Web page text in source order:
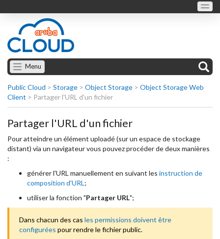
Menu
Public Cloud > Storage > Object Storage > Object Storage Web
Client > Partager l'URL d'un fichier
Partager l'URL d'un fichier
Pour atteindre un élément uploadé (sur un espace de stockage
distant) via un navigateur vous pouvez procéder de deux manières
:
générer l'URL manuellement en suivant les instruction de
composition d'URL;
utiliser la fonction "Partager URL";
Dans chacun des cas les permissions doivent être
configurées pour rendre le fichier public.